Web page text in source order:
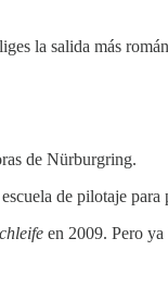
la salida más
de Nürburgring.
de pilotaje para
en 2009. Pero ya